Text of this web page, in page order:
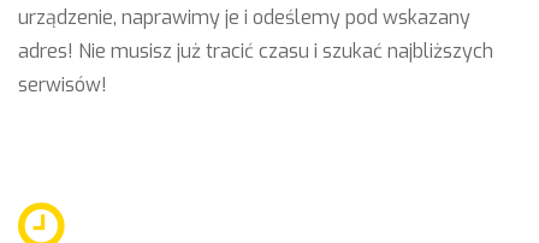
urządzenie, naprawimy je i odeślemy pod wskazany
adres! Nie musisz już tracić czasu i szukać najbliższych
serwisów!